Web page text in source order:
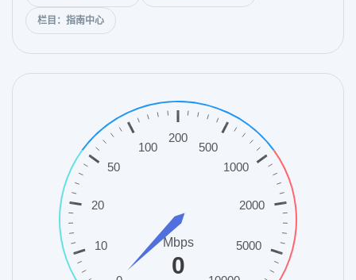
栏目：指南中心